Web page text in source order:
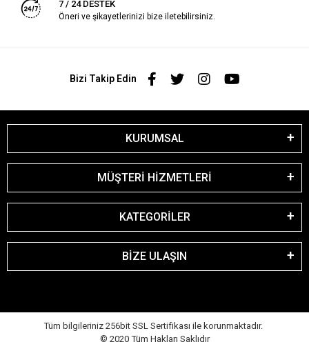
7 / 24 DESTEK
Öneri ve şikayetlerinizi bize iletebilirsiniz.
Bizi Takip Edin
KURUMSAL
MÜŞTERİ HİZMETLERİ
KATEGORİLER
BİZE ULAŞIN
Tüm bilgileriniz 256bit SSL Sertifikası ile korunmaktadır.
© 2020 Tüm Hakları Saklıdır